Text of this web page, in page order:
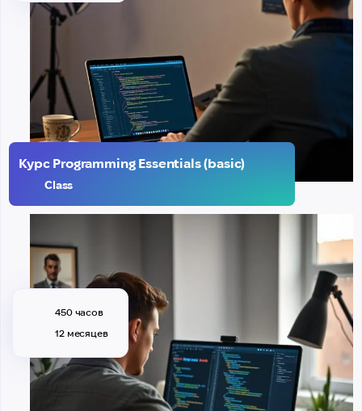
Курс Programming Essentials (basic)
Class
450 часов
12 месяцев